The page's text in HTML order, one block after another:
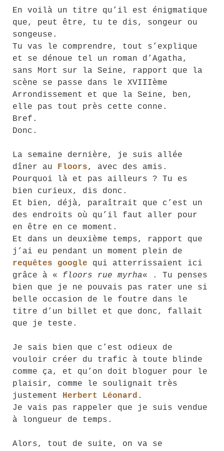
En voilà un titre qu’il est énigmatique
que, peut être, tu te dis, songeur ou
songeuse.
Tu vas le comprendre, tout s’explique
et se dénoue tel un roman d’Agatha,
sans Mort sur la Seine, rapport que la
scène se passe dans le XVIIIème
Arrondissement et que la Seine, ben,
elle pas tout près cette conne.
Bref.
Donc.
La semaine dernière, je suis allée
dîner au Floors, avec des amis.
Pourquoi là et pas ailleurs ? Tu es
bien curieux, dis donc.
Et bien, déjà, paraîtrait que c’est un
des endroits où qu’il faut aller pour
en être en ce moment.
Et dans un deuxième temps, rapport que
j’ai eu pendant un moment plein de
requêtes google qui atterrissaient ici
grâce à « floors rue myrha« . Tu penses
bien que je ne pouvais pas rater une si
belle occasion de le foutre dans le
titre d’un billet et que donc, fallait
que je teste.
Je sais bien que c’est odieux de
vouloir créer du trafic à toute blinde
comme ça, et qu’on doit bloguer pour le
plaisir, comme le soulignait très
justement Herbert Léonard .
Je vais pas rappeler que je suis vendue
à longueur de temps.
Alors, tout de suite, on va se